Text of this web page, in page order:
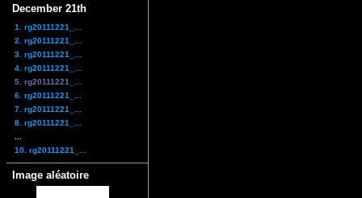
December 21th
1. rg20111221_...
2. rg20111221_...
3. rg20111221_...
4. rg20111221_...
5. rg20111221_...
6. rg20111221_...
7. rg20111221_...
8. rg20111221_...
10. rg20111221_...
Image aléatoire